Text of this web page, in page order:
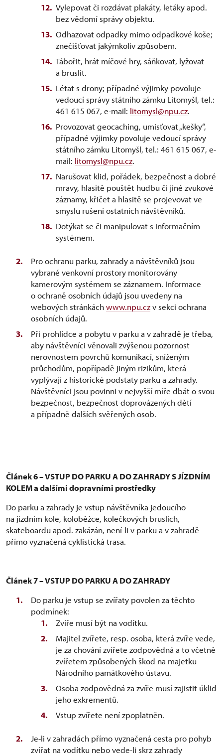
Vylepovat či rozdávat plakáty, letáky apod.
bez vědomí správy objektu.
Odhazovat odpadky mimo odpadkové koše;
znečišťovat jakýmkoliv způsobem.
Tábořit, hrát míčové hry, sáňkovat, lyžovat
a bruslit.
Létat s drony; případné výjimky povoluje
vedoucí správy státního zámku Litomyšl, tel.:
461 615 067, e-mail: litomysl@npu.cz.
Provozovat geocaching, umisťovat „kešky“,
případné výjimky povoluje vedoucí správy
státního zámku Litomyšl, tel.: 461 615 067, e-
mail: litomysl@npu.cz.
Narušovat klid, pořádek, bezpečnost a dobré
mravy, hlasitě pouštět hudbu či jiné zvukové
záznamy, křičet a hlasitě se projevovat ve
smyslu rušení ostatních návštěvníků.
Dotýkat se či manipulovat s informačním
systémem.
Pro ochranu parku, zahrady a návštěvníků jsou
vybrané venkovní prostory monitorovány
kamerovým systémem se záznamem. Informace
o ochraně osobních údajů jsou uvedeny na
webových stránkáchwww.npu.czv sekci ochrana
osobních údajů.
Při prohlídce a pobytu v parku a v zahradě je třeba,
aby návštěvníci věnovali zvýšenou pozornost
nerovnostem povrchů komunikací, sníženým
průchodům, popřípadě jiným rizikům, která
vyplývají z historické podstaty parku a zahrady.
Návštěvníci jsou povinni v nejvyšší míře dbát o svou
bezpečnost, bezpečnost doprovázených dětí
a případně dalších svěřených osob.
Článek 6 – VSTUP DO PARKU A DO ZAHRADY S JÍZDNÍM
KOLEM a dalšími dopravními prostředky
Do parku a zahrady je vstup návštěvníka jedoucího
na jízdním kole, koloběžce, kolečkových bruslích,
skateboardu apod. zakázán, není-li v parku a v zahradě
přímo vyznačená cyklistická trasa.
Článek 7 – VSTUP DO PARKU A DO ZAHRADY
Do parku je vstup se zvířaty povolen za těchto
podmínek:
Zvíře musí být na vodítku.
Majitel zvířete, resp. osoba, která zvíře vede,
je za chování zvířete zodpovědná a to včetně
zvířetem způsobených škod na majetku
Národního památkového ústavu.
Osoba zodpovědná za zvíře musí zajistit úklid
jeho exkrementů.
Vstup zvířete není zpoplatněn.
Je-li v zahradách přímo vyznačená cesta pro pohyb
zvířat na vodítku nebo vede-li skrz zahrady